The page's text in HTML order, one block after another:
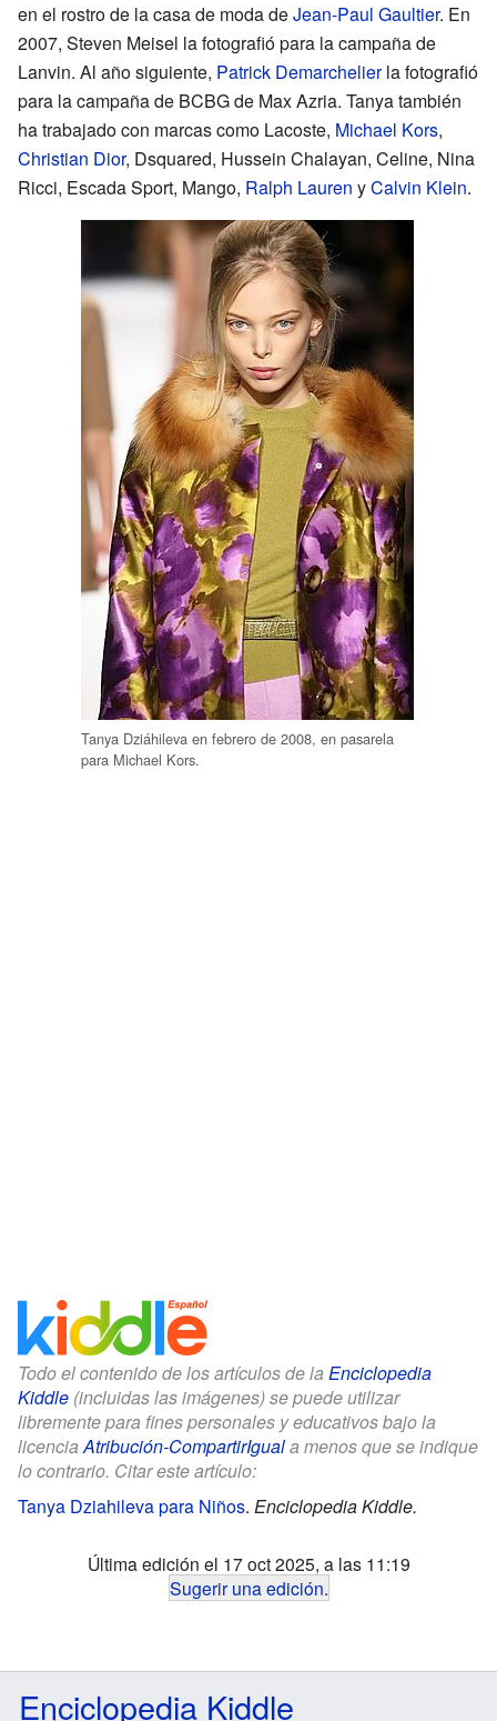
en el rostro de la casa de moda deJean-Paul Gaultier. En
2007, Steven Meisel la fotografió para la campaña de
Lanvin. Al año siguiente, Patrick Demarchelierla fotografió
para la campaña de BCBG de Max Azria. Tanya también
ha trabajado con marcas como Lacoste, Michael Kors,
Christian Dior, Dsquared, Hussein Chalayan, Celine, Nina
Ricci, Escada Sport, Mango, Ralph Lauren yCalvin Klein.
Tanya Dziáhileva en febrero de 2008, en pasarela
para Michael Kors.
Todo el contenido de los artículos de la Enciclopedia
Kiddle (incluidas las imágenes) se puede utilizar
libremente para fines personales y educativos bajo la
licenciaAtribución-CompartirIguala menos que se indique
lo contrario. Citar este artículo:
Tanya Dziahileva para Niños. Enciclopedia Kiddle.
Última edición el 17 oct 2025, a las 11:19
Sugerir una edición.
Enciclopedia Kiddle